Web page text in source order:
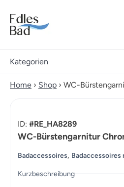
Kategorien
Home › Shop › WC-
ID: #RE_HA8289
WC-Bürstengarnitur
Badaccessoires, Badaccessoires
Kurzbeschreibung